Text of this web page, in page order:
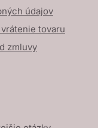
údajov
tovaru
zmluvy